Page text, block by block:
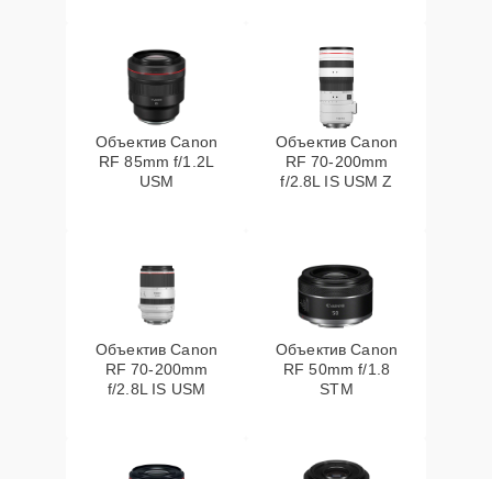
Объектив Canon
RF 85mm f/1.2L
USM
Объектив Canon
RF 70‑200mm
f/2.8L IS USM Z
Объектив Canon
RF 70‑200mm
f/2.8L IS USM
Объектив Canon
RF 50mm f/1.8
STM